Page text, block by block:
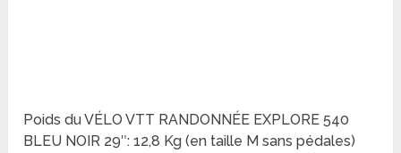
Poids du VÉLO VTT RANDONNÉE EXPLORE 540
BLEU NOIR 29″: 12,8 Kg (en taille M sans pédales)